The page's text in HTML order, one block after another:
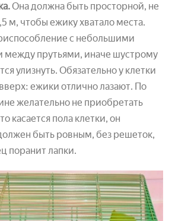
Она должна быть просторной, не
м, чтобы ежику хватало места.
с небольшими
между прутьями, иначе шустрому
улизнуть. Обязательно у клетки
ежики отлично лазают. По
желательно не приобретать
касается пола клетки, он
быть ровным, без решеток,
поранит лапки.